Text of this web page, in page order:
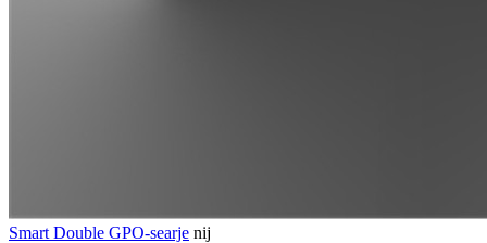
Smart Double GPO-searje nij